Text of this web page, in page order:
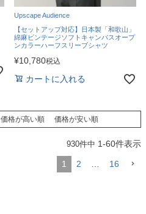
Upscape Audience
【セットアップ対応】日本製「和歌山」
綿麻ビンテージソフトキャンバスオープ
ンカラーハーフスリーブシャツ
¥10,780税込
カートに入れる
価格が高い順 価格が安い順
930件中 1-60件表示
1 2 16